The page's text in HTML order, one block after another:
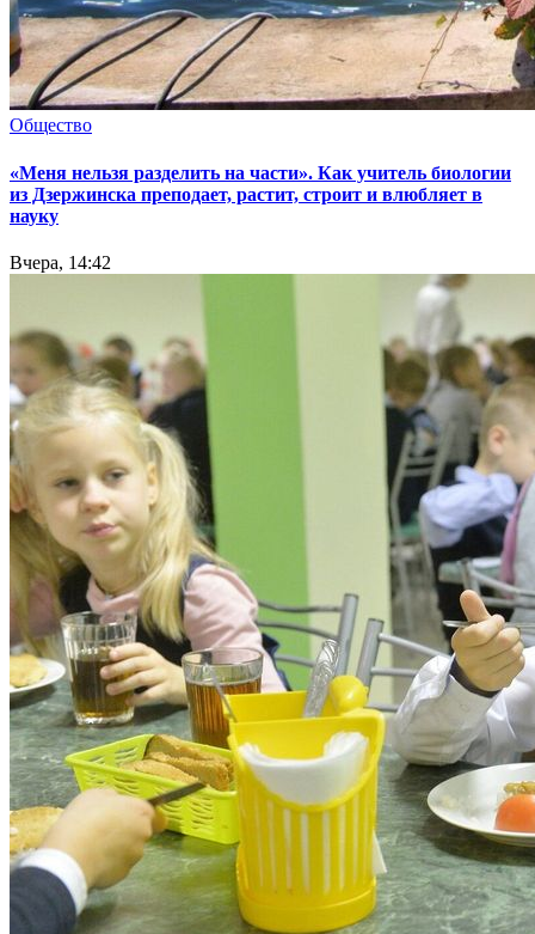
Общество
«Меня нельзя разделить на части». Как учитель биологии
из Дзержинска преподает, растит, строит и влюбляет в
науку
Вчера, 14:42